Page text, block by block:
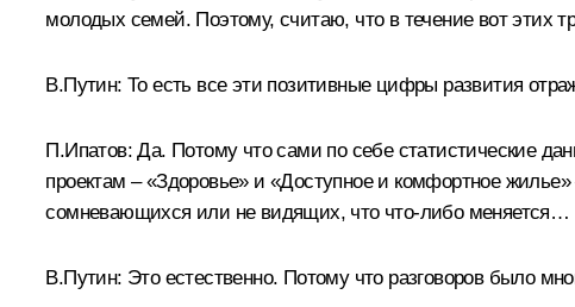
молодых семей. Поэтому, считаю, что в течение вот этих
В.Путин: То есть все эти позитивные цифры развития
П.Ипатов: Да. Потому что сами по себе статистические
проектам – «Здоровье» и «Доступное и комфортное
сомневающихся или не видящих, что что‑либо меняется…
В.Путин: Это естественно. Потому что разговоров было